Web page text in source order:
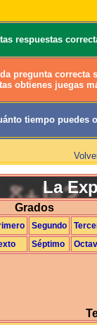
respuestas
pregunta correcta
obtienes juegas
tiempo puedes
La
Grados
Segundo
Séptimo